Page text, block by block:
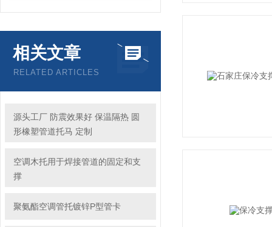
相关文章
RELATED ARTICLES
源头工厂 防震效果好 保温隔热 圆
形橡塑管道托马 定制
空调木托用于焊接管道的固定和支
撑
聚氨酯空调管托镀锌P型管卡